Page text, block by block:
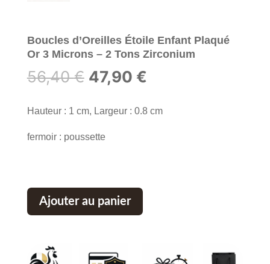
Boucles d’Oreilles Étoile Enfant Plaqué
Or 3 Microns – 2 Tons Zirconium
56,40€ Le
initial
56,40 €.
47,90 €Le
actuel
Hauteur : 1 cm, Largeur : 0.8 cm
fermoir : poussette
Ajouter au panier